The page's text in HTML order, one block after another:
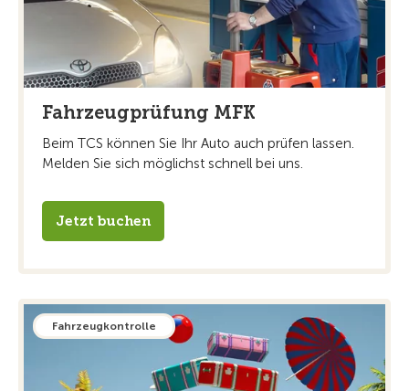
Fahrzeugprüfung MFK
Beim TCS können Sie Ihr Auto auch prüfen lassen.
Melden Sie sich möglichst schnell bei uns.
Jetzt buchen
Fahrzeugkontrolle